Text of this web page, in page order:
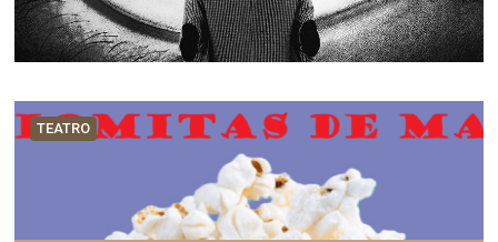
TEATRO